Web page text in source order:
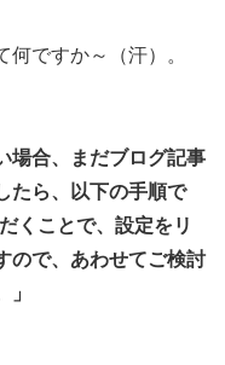
ですか～（汗）。
場合、まだブログ記事
たら、以下の手順で
くことで、設定をリ
ので、あわせてご検討